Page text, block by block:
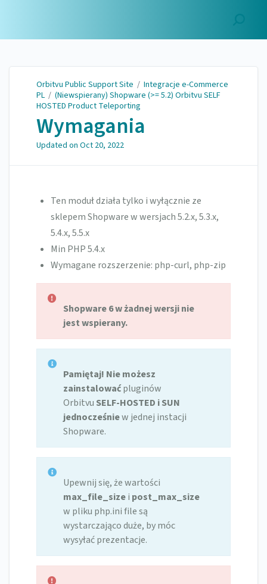
Orbitvu Public Support Site / Integracje e-Commerce
PL / (Niewspierany) Shopware (>= 5.2) Orbitvu SELF
HOSTED Product Teleporting
Wymagania
Updated on Oct 20, 2022
Ten moduł działa tylko i wyłącznie ze
sklepem Shopware w wersjach 5.2.x, 5.3.x,
5.4.x, 5.5.x
Min PHP 5.4.x
Wymagane rozszerzenie: php-curl, php-zip
Shopware 6 w żadnej wersji nie
jest wspierany.
Pamiętaj! Nie możesz
zainstalowaćpluginów
Orbitvu SELF-HOSTED i SUN
jednocześniew jednej instacji
Shopware.
Upewnij się, że wartości
max_file_sizei post_max_size
w pliku php.ini file są
wystarczająco duże, by móc
wysyłać prezentacje.